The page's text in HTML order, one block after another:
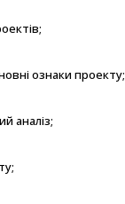
ознаки проекту;
аналіз;